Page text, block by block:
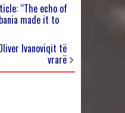
“The echo of
made it to
Ivanoviqit të
vrarë